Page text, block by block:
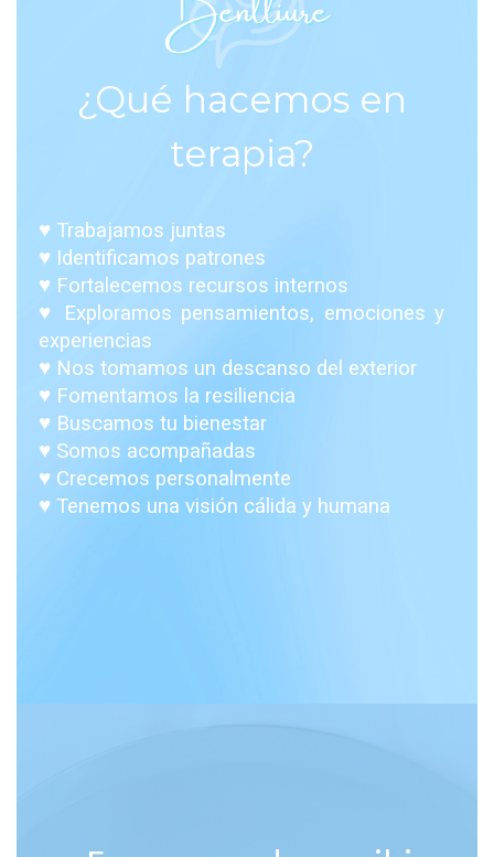
¿Qué hacemos en
terapia?
♥ Trabajamos juntas
♥ Identificamos patrones
♥ Fortalecemos recursos internos
♥ Exploramos pensamientos, emociones y
experiencias
♥ Nos tomamos un descanso del exterior
♥ Fomentamos la resiliencia
♥ Buscamos tu bienestar
♥ Somos acompañadas
♥ Crecemos personalmente
♥ Tenemos una visión cálida y humana